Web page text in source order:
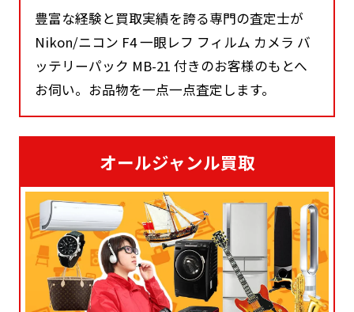
豊富な経験と買取実績を誇る専門の査定士が
Nikon/ニコン F4 一眼レフ フィルム カメラ バ
ッテリーパック MB-21 付きのお客様のもとへ
お伺い。お品物を一点一点査定します。
オールジャンル買取